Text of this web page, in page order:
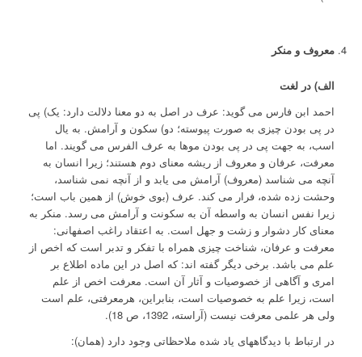
معروف و منکر
الف) در لغت
احمد ابن فارس می گوید: عرف در اصل به دو معنا دلالت دارد: یک) پی
در پی بودن چیزی به صورت پیوسته؛ دو) سکون و آرامش. به یال
اسب، به جهت پی در پی بودن موها به عرف الفرس می گویند. اما
معرفت، عرفان و معروف از ریشه معنای دوم هستند؛ زیرا انسان به
آنچه می شناسد (معروف) آرامش می یابد و از آنچه نمی شناسد،
وحشت زده شده، فرار می کند. عرف (بوی خوش) از همین باب است؛
زیرا نفس انسان به واسطه آن به سکونت و آرامش می رسد. منکر به
معنای کار دشوار و زشت و جهل است. به اعتقاد راغب اصفهانی:
معرفت و عرفان، شناخت چیزی همراه با تفکر و تدبر است که اخص از
علم می باشد. برخی دیگر گفته اند: که اصل در این ماده اطلاع بر
امری و آگاهی از خصوصیات و آثار آن است. معرفت اخص از علم
است، زیرا علم به خصوصیات است، بنابراین، هرمعرفتی، علم است
ولی هر علمی معرفت نیست (آراسته، 1392، ص 18).
در ارتباط با دیدگاههای یاد شده ملاحظاتی وجود دارد (همان):